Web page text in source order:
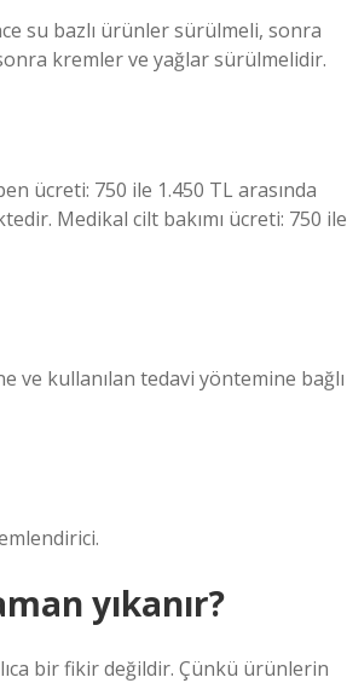
su bazlı ürünler sürülmeli, sonra
kremler ve yağlar sürülmelidir.
ücreti: 750 ile 1.450 TL arasında
Medikal cilt bakımı ücreti: 750 ile
kullanılan tedavi yöntemine bağlı
yıkanır?
bir fikir değildir. Çünkü ürünlerin